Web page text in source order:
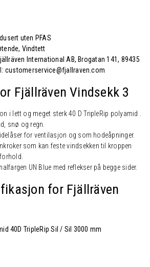
uten PFAS
Vindtett
International AB, Brogatan 141, 89435
customerservice@fjallraven.com
Fjällräven Vindsekk 3
i lett og meget sterk 40 D TripleRip polyamid .
snø og regn.
for ventilasjon og som hodeåpninger.
som kan feste vindsekken til kroppen
UN Blue med reflekser på begge sider.
for Fjällräven
40D TripleRip Sil / Sil 3000 mm